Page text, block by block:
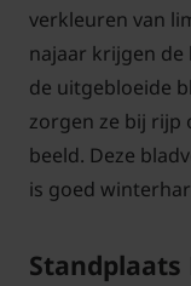
verkleuren van
najaar krijgen de
de uitgebloeide
zorgen ze bij rijp
beeld. Deze
is goed